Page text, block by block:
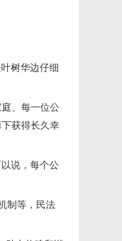
树华边仔细
、每一位公
获得长久幸
说，每个公
制等，民法